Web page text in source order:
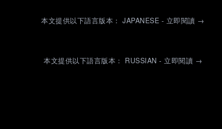
本文提供以下語言版本： JAPANESE - 立即閱讀 →
本文提供以下語言版本： RUSSIAN - 立即閱讀 →